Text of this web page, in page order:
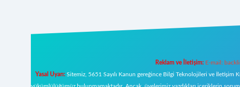
Reklam ve İletişim: E-mail:
Yasal Uyarı:Sitemiz, 5651 Sayılı Kanun gereğince Bilgi Teknolojileri ve İletişim